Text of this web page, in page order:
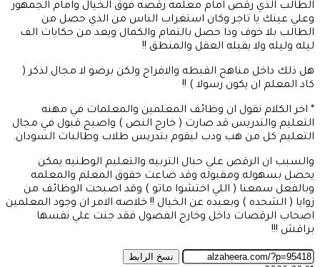
الطالب الذي رقص امام معلمه رقصه فوق الخيال وامام الجمهور
وعلي عينك يا تاجر وكان استغراب الناس من الذي حصل من
الطالب بلا خوف ودا حصل بالتمام والكمال ويعد من حكايات الف
ليله وليله ولا يقبله العقل والمنطق !!
هل ذلك داخل مناهج القبطه والافراح ولكن برضو لا مجال لذكر (
كاد المعلم ان يكون رسولا ) !!
* اخر الكلام نقول ان وظائف المعلمين والمعلمات في مهنه
التعليم والتدريس قد صارت ( خارج النص ) واصبح قبول في مجال
التعليم كل من هب ودب ليقوم بتدريس طلاب وطالبات السودان.
والسبب ان الرقص علي حبال التربيه والتعليم الوطنيه يمكن
يحصل بسهوله ومقبوله وقد ضاعت حقوق المعلم والمعلمه
وبالفعل سمعنا ( اللي اختشوا ماتو ) وقد اصبحت الوظائف من
زوايا ( الشحده ) وبعيده عن الخيال !! خلاصه الامر ان وجود المعلمين
اصحاب الرقصات داخل وخارج الفصول فقد جنت علي نفسها
براقش !!!
نسخ الرابط